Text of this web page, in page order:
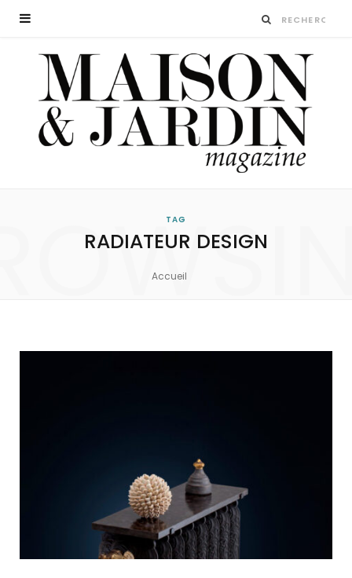
TAG
RADIATEUR DESIGN
Accueil